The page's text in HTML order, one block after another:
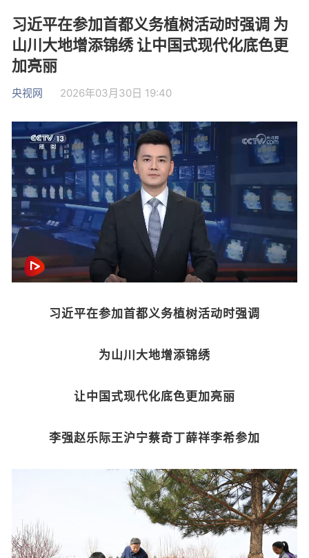
习近平在参加首都义务植树活动时强调 为
山川大地增添锦绣 让中国式现代化底色更
加亮丽
央视网 2026年03月30日 19:40
习近平在参加首都义务植树活动时强调
为山川大地增添锦绣
让中国式现代化底色更加亮丽
李强赵乐际王沪宁蔡奇丁薛祥李希参加